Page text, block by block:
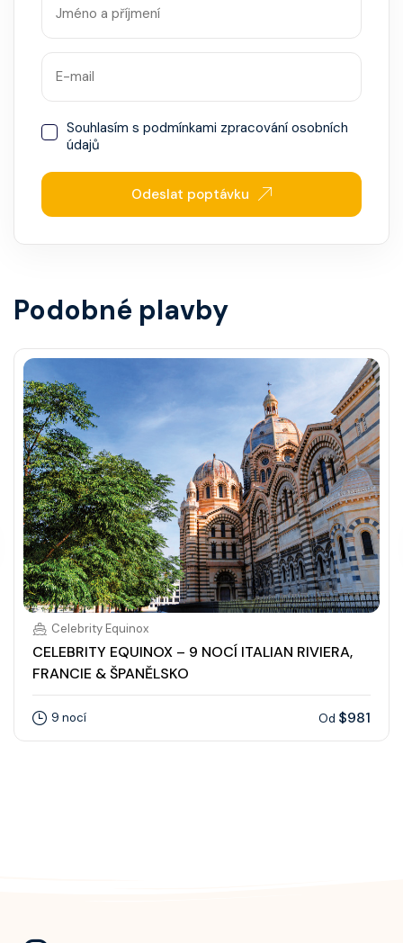
Souhlasím s podmínkami zpracování osobních
údajů
Odeslat poptávku
Podobné plavby
Celebrity Equinox
CELEBRITY EQUINOX – 9 NOCÍ ITALIAN RIVIERA,
FRANCIE & ŠPANĚLSKO
9 nocí Od $981